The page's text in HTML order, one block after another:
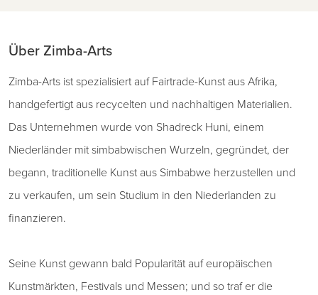
Über Zimba-Arts
Zimba-Arts ist spezialisiert auf Fairtrade-Kunst aus Afrika,
handgefertigt aus recycelten und nachhaltigen Materialien.
Das Unternehmen wurde von Shadreck Huni, einem
Niederländer mit simbabwischen Wurzeln, gegründet, der
begann, traditionelle Kunst aus Simbabwe herzustellen und
zu verkaufen, um sein Studium in den Niederlanden zu
finanzieren.
Seine Kunst gewann bald Popularität auf europäischen
Kunstmärkten, Festivals und Messen; und so traf er die